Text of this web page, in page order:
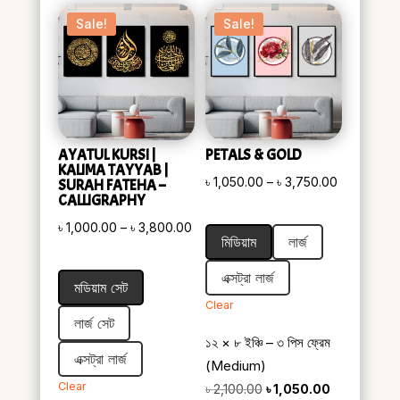
Sale!
AYATUL KURSI |
KALIMA TAYYAB |
SURAH FATEHA –
CALLIGRAPHY
৳ 1,000.00 – ৳ 3,800.00Price
range:
৳ 1,000.00
through
মডিয়াম সেট
লার্জ সেট
এক্সট্রা লার্জ
Clear
Sale!
PETALS & GOLD
৳1,050.00 – ৳3,750.00
মিডিয়াম
লার্জ
এক্সট্রা লার্জ
Clear
১২ × ৮ ইঞ্চি – ৩ পিস ফ্রেম
(Medium)
৳2,100.00 Original
৳1,050.00